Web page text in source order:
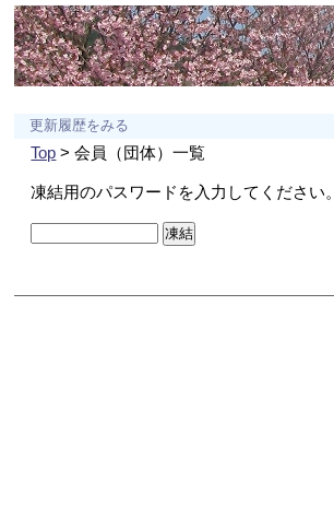
更新履歴をみる
Top > 会員（団体）一覧
凍結用のパスワードを入力してください。